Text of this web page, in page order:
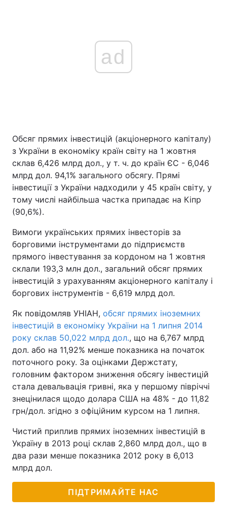
ad
Обсяг прямих інвестицій (акціонерного капіталу)
з України в економіку країн світу на 1 жовтня
склав 6,426 млрд дол., у т. ч. до країн ЄС - 6,046
млрд дол. 94,1% загального обсягу. Прямі
інвестиції з України надходили у 45 країн світу, у
тому числі найбільша частка припадає на Кіпр
(90,6%).
Вимоги українських прямих інвесторів за
борговими інструментами до підприємств
прямого інвестування за кордоном на 1 жовтня
склали 193,3 млн дол., загальний обсяг прямих
інвестицій з урахуванням акціонерного капіталу і
боргових інструментів - 6,619 млрд дол.
Як повідомляв УНІАН, обсяг прямих іноземних
інвестицій в економіку України на 1 липня 2014
року склав 50,022 млрд дол., що на 6,767 млрд
дол. або на 11,92% менше показника на початок
поточного року. За оцінками Держстату,
головним фактором зниження обсягу інвестицій
стала девальвація гривні, яка у першому півріччі
знецінилася щодо долара США на 48% - до 11,82
грн/дол. згідно з офіційним курсом на 1 липня.
Чистий приплив прямих іноземних інвестицій в
Україну в 2013 році склав 2,860 млрд дол., що в
два рази менше показника 2012 року в 6,013
млрд дол.
ПІДТРИМАЙТЕ НАС